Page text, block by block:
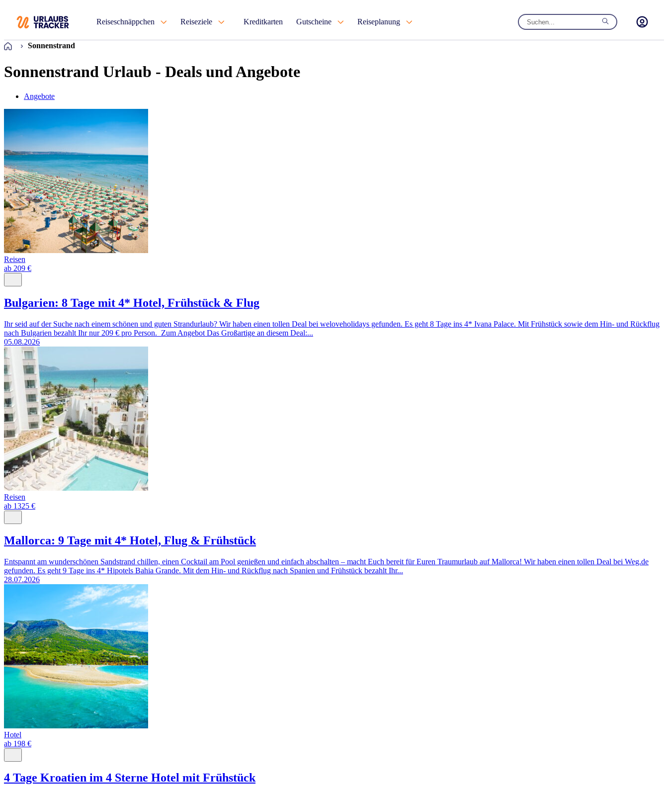
Reiseschnäppchen Reiseziele Kreditkarten Gutscheine Reiseplanung
Startseite
Sonnenstrand
Sonnenstrand Urlaub - Deals und Angebote
Angebote
Reisen
ab 209 €
Bulgarien: 8 Tage mit 4* Hotel, Frühstück & Flug
Ihr seid auf der Suche nach einem schönen und guten Strandurlaub? Wir haben einen tollen Deal bei weloveholidays gefunden. Es geht 8 Tage ins 4* Ivana Palace. Mit Frühstück sowie dem Hin- und Rückflug
nach Bulgarien bezahlt Ihr nur 209 € pro Person. Zum Angebot Das Großartige an diesem Deal:...
05.08.2026
Reisen
ab 1325 €
Mallorca: 9 Tage mit 4* Hotel, Flug & Frühstück
Entspannt am wunderschönen Sandstrand chillen, einen Cocktail am Pool genießen und einfach abschalten – macht Euch bereit für Euren Traumurlaub auf Mallorca! Wir haben einen tollen Deal bei Weg.de
gefunden. Es geht 9 Tage ins 4* Hipotels Bahia Grande. Mit dem Hin- und Rückflug nach Spanien und Frühstück bezahlt Ihr...
28.07.2026
Hotel
ab 198 €
4 Tage Kroatien im 4 Sterne Hotel mit Frühstück